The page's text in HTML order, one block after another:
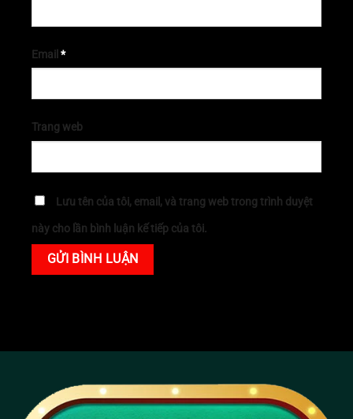
Email *
Trang web
Lưu tên của tôi, email, và trang web trong trình duyệt
này cho lần bình luận kế tiếp của tôi.